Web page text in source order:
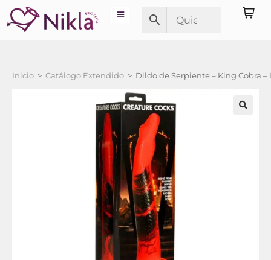
Inicio > Catálogo Extendido > Dildo de Serpiente – King Cobra